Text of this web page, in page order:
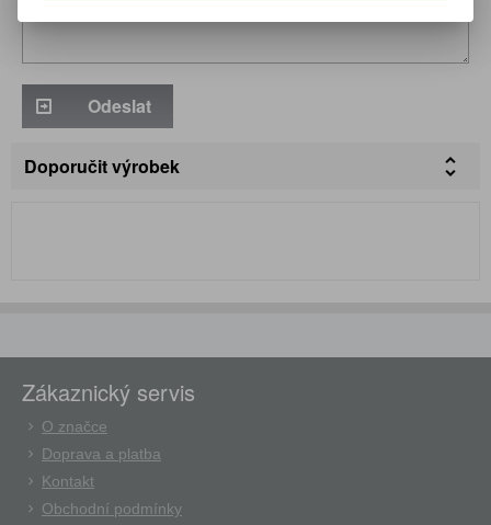
Odeslat
Doporučit výrobek
Zákaznický servis
O značce
Doprava a platba
Kontakt
Obchodní podmínky